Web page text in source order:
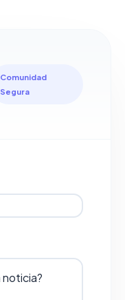
Comunidad
Segura